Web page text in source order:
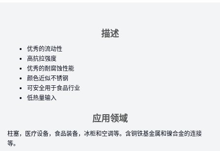
描述
优秀的流动性
高抗拉强度
优秀的耐腐蚀性能
颜色近似不锈钢
可安全用于食品行业
低热量输入
应用领域
柱塞，医疗设备，食品装备，冰柜和空调等。含铜铁基金属和镍合金的连接
等。